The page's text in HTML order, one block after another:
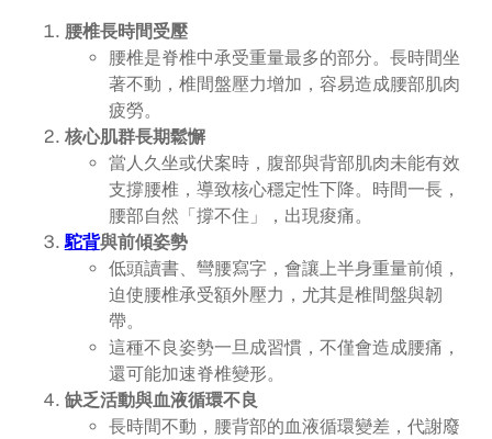
腰椎長時間受壓
腰椎是脊椎中承受重量最多的部分。長時間坐
著不動，椎間盤壓力增加，容易造成腰部肌肉
疲勞。
核心肌群長期鬆懈
當人久坐或伏案時，腹部與背部肌肉未能有效
支撐腰椎，導致核心穩定性下降。時間一長，
腰部自然「撐不住」，出現痠痛。
駝背與前傾姿勢
低頭讀書、彎腰寫字，會讓上半身重量前傾，
迫使腰椎承受額外壓力，尤其是椎間盤與韌
帶。
這種不良姿勢一旦成習慣，不僅會造成腰痛，
還可能加速脊椎變形。
缺乏活動與血液循環不良
長時間不動，腰背部的血液循環變差，代謝廢